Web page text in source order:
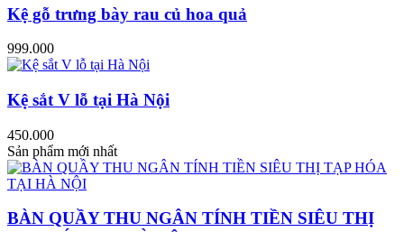
Kệ gỗ trưng bày rau củ hoa quả
999.000
Kệ sắt V lỗ tại Hà Nội
450.000
Sản phẩm mới nhất
BÀN QUẦY THU NGÂN TÍNH TIỀN SIÊU THỊ